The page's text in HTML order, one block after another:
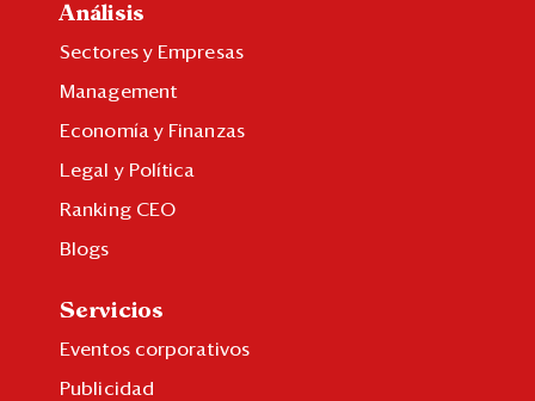
Análisis
Sectores y Empresas
Management
Economía y Finanzas
Legal y Política
Ranking CEO
Blogs
Servicios
Eventos corporativos
Publicidad